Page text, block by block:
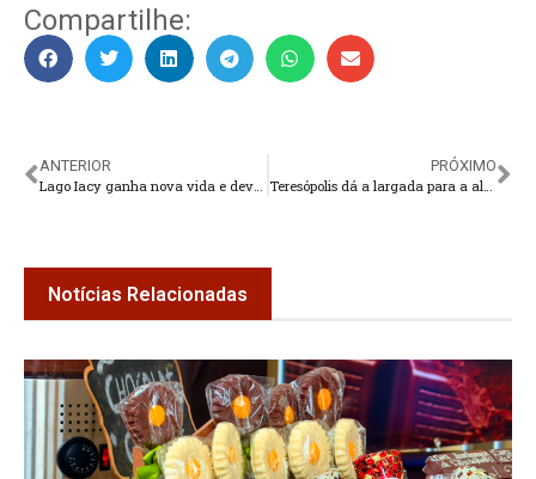
Compartilhe:
ANTERIOR
Lago Iacy ganha nova vida e deve ser entregue à população nos próximos dois meses
PRÓXIMO
Teresópolis dá a largada para a alta temporada e registra ocupação hoteleira acima de 80%
Notícias Relacionadas